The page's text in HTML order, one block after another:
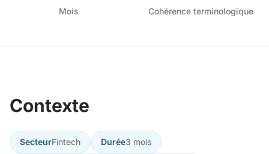
Mois Cohérence terminologique
Contexte
SecteurFintech Durée3 mois